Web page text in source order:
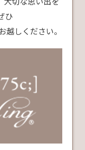
ひ
しください。